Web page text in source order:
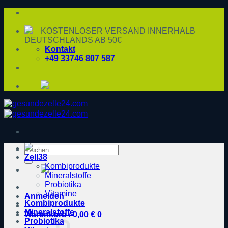
Zum
springen KOSTENLOSER VERSAND INNERHALB
DEUTSCHLANDS AB 50€
Kontakt
+49 33746 807 587
Suche
nach:
Anmelden
Warenkorb /0,00 € 0
Zell38
Kombiprodukte
Mineralstoffe
Probiotika
Vitamine
Kombiprodukte
Mineralstoffe
Probiotika